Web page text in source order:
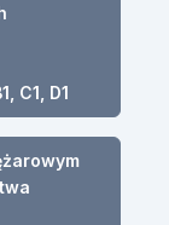
C1, D1